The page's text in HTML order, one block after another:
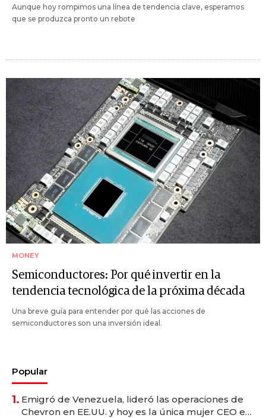
Aunque hoy rompimos una línea de tendencia clave, esperamos
que se produzca pronto un rebote
MONEY
Semiconductores: Por qué invertir en la
tendencia tecnológica de la próxima década
Una breve guía para entender por qué las acciones de
semiconductores son una inversión ideal.
Popular
1. Emigró de Venezuela, lideró las operaciones de
Chevron en EE.UU. y hoy es la única mujer CEO en